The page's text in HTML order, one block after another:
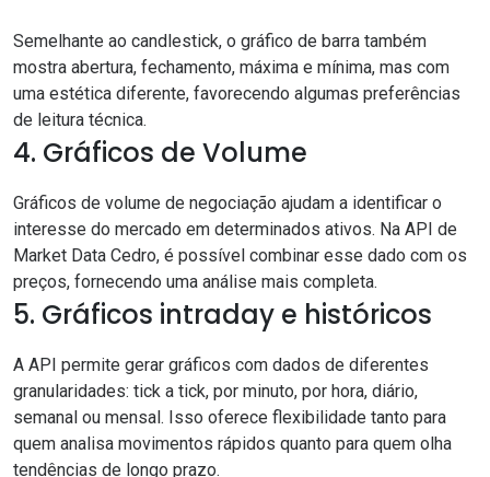
Semelhante ao candlestick, o gráfico de barra também
mostra abertura, fechamento, máxima e mínima, mas com
uma estética diferente, favorecendo algumas preferências
de leitura técnica.
4. Gráficos de Volume
Gráficos de volume de negociação ajudam a identificar o
interesse do mercado em determinados ativos. Na API de
Market Data Cedro, é possível combinar esse dado com os
preços, fornecendo uma análise mais completa.
5. Gráficos intraday e históricos
A API permite gerar gráficos com dados de diferentes
granularidades: tick a tick, por minuto, por hora, diário,
semanal ou mensal. Isso oferece flexibilidade tanto para
quem analisa movimentos rápidos quanto para quem olha
tendências de longo prazo.